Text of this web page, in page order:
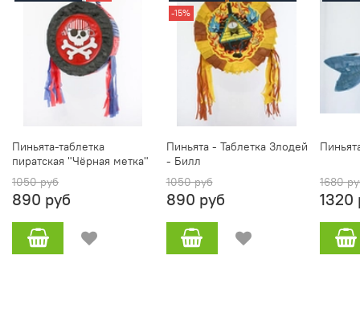
Пиньята-таблетка
пиратская "Чёрная метка"
1050 руб
890 руб
-15%
Пиньята - Таблетка Злодей
- Билл
1050 руб
890 руб
1680
1320